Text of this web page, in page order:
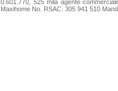
0.601.770, 525 mila agente
Maxihome No. RSAC: 305 941 510